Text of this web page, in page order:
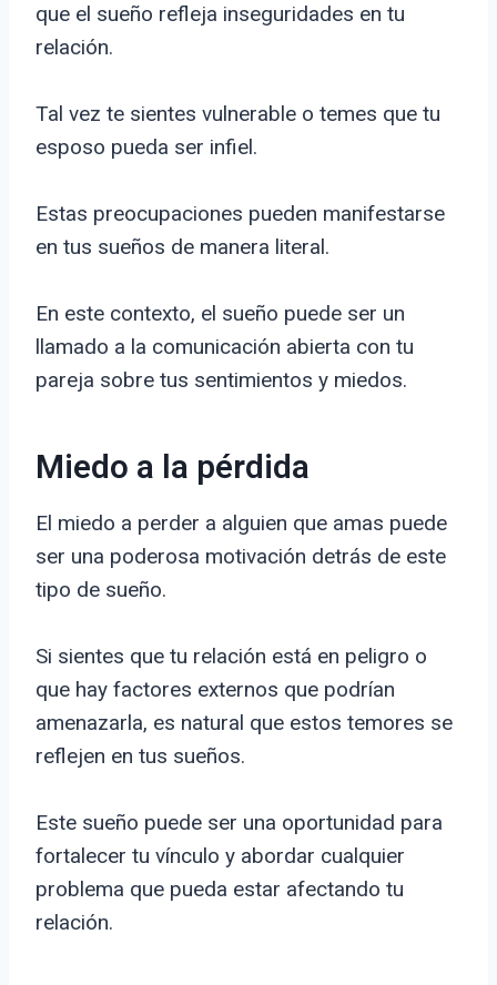
que el sueño refleja inseguridades en tu
relación.
Tal vez te sientes vulnerable o temes que tu
esposo pueda ser infiel.
Estas preocupaciones pueden manifestarse
en tus sueños de manera literal.
En este contexto, el sueño puede ser un
llamado a la comunicación abierta con tu
pareja sobre tus sentimientos y miedos.
Miedo a la pérdida
El miedo a perder a alguien que amas puede
ser una poderosa motivación detrás de este
tipo de sueño.
Si sientes que tu relación está en peligro o
que hay factores externos que podrían
amenazarla, es natural que estos temores se
reflejen en tus sueños.
Este sueño puede ser una oportunidad para
fortalecer tu vínculo y abordar cualquier
problema que pueda estar afectando tu
relación.